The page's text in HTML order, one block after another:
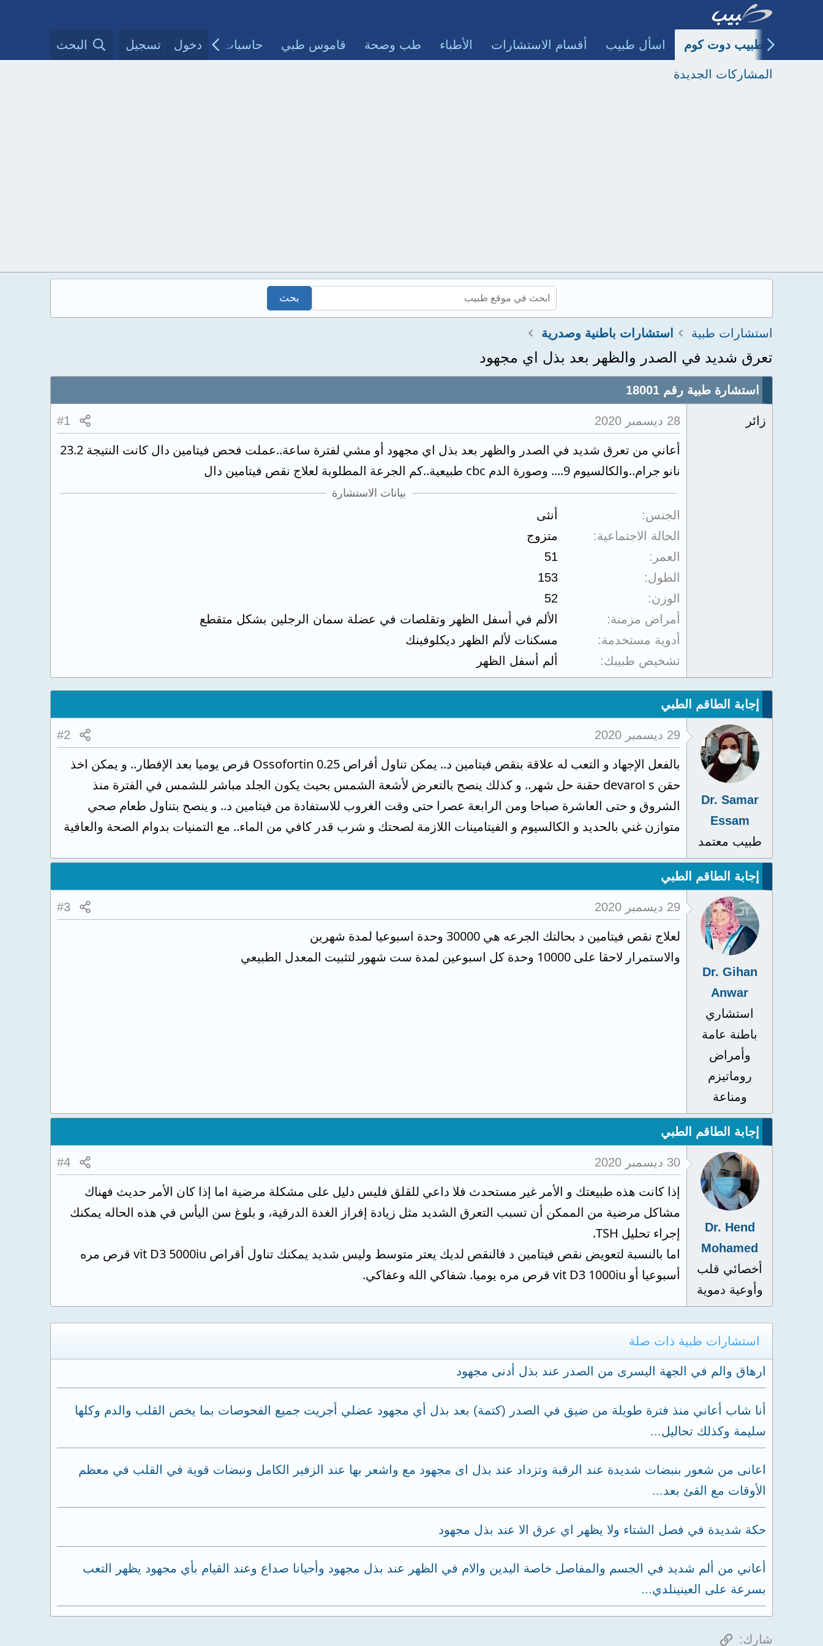
طبيب دوت كوم اسأل طبيب أقسام الاستشارات الأطباء طب وصحة قاموس طبي حاسبات طبية مقالات الأطباءدخول تسجيل البحث
المشاركات الجديدة
استشارات طبية استشارات باطنية وصدرية
تعرق شديد في الصدر والظهر بعد بذل اي مجهود
استشارة طبية رقم 18001
زائر 28 ديسمبر 2020 #1
أعاني من تعرق شديد في الصدر والظهر بعد بذل اي مجهود أو مشي لفترة ساعة..عملت فحص فيتامين دال كانت النتيجة 23.2
نانو جرام..والكالسيوم 9.... وصورة الدم cbc طبيعية..كم الجرعة المطلوبة لعلاج نقص فيتامين دال
بيانات الاستشارة
الجنس
أنثى
الحالة الاجتماعية
متزوج
العمر
51
الطول
153
الوزن
52
أمراض مزمنة
الألم في أسفل الظهر وتقلصات في عضلة سمان الرجلين بشكل متقطع
أدوية مستخدمة
مسكنات لألم الظهر ديكلوفينك
تشخيص طبيبك
ألم أسفل الظهر
إجابة الطاقم الطبي
Dr. Samar
Essam
طبيب معتمد
29 ديسمبر 2020 #2
بالفعل الإجهاد و التعب له علاقة بنقص فيتامين د.. يمكن تناول أقراص Ossofortin 0.25 قرص يوميا بعد الإفطار.. و يمكن اخذ
حقن devarol s حقنة حل شهر.. و كذلك ينصح بالتعرض لأشعة الشمس بحيث يكون الجلد مباشر للشمس في الفترة منذ
الشروق و حتى العاشرة صباحا ومن الرابعة عصرا حتى وقت الغروب للاستفادة من فيتامين د.. و ينصح بتناول طعام صحي
متوازن غني بالحديد و الكالسيوم و الفيتامينات اللازمة لصحتك و شرب قدر كافي من الماء.. مع التمنيات بدوام الصحة والعافية
إجابة الطاقم الطبي
Dr. Gihan
Anwar
استشاري
باطنة عامة
وأمراض
روماتيزم
ومناعة
29 ديسمبر 2020 #3
لعلاج نقص فيتامين د بحالتك الجرعه هي 30000 وحدة اسبوعيا لمدة شهرين
والاستمرار لاحقا على 10000 وحدة كل اسبوعين لمدة ست شهور لتثبيت المعدل الطبيعي
إجابة الطاقم الطبي
Dr. Hend
Mohamed
أخصائي قلب
وأوعية دموية
30 ديسمبر 2020 #4
إذا كانت هذه طبيعتك و الأمر غير مستحدث فلا داعي للقلق فليس دليل على مشكلة مرضية اما إذا كان الأمر حديث فهناك
مشاكل مرضية من الممكن أن تسبب التعرق الشديد مثل زيادة إفراز الغدة الدرقية، و بلوغ سن اليأس في هذه الحاله يمكنك
إجراء تحليل TSH.
اما بالنسبة لتعويض نقص فيتامين د فالنقص لديك يعتر متوسط وليس شديد يمكنك تناول أقراص vit D3 5000iu قرص مره
أسبوعيا أو vit D3 1000iu قرص مره يوميا. شفاكي الله وعفاكي.
استشارات طبية ذات صلة
ارهاق والم في الجهة اليسرى من الصدر عند بذل أدنى مجهود
أنا شاب أعاني منذ فترة طويلة من ضيق في الصدر (كتمة) بعد بذل أي مجهود عضلي أجريت جميع الفحوصات بما يخص القلب والدم وكلها
سليمة وكذلك تحاليل...
اعانى من شعور بنبضات شديدة عند الرقبة وتزداد عند بذل اى مجهود مع واشعر بها عند الزفير الكامل ونبضات قوية في القلب في معظم
الأوقات مع القئ بعد...
حكة شديدة في فصل الشتاء ولا يظهر اي عرق الا عند بذل مجهود
أعاني من ألم شديد في الجسم والمفاصل خاصة اليدين والام في الظهر عند بذل مجهود وأحيانا صداع وعند القيام بأي مجهود يظهر التعب
بسرعة على العينينلدي...
شارك: الرابط